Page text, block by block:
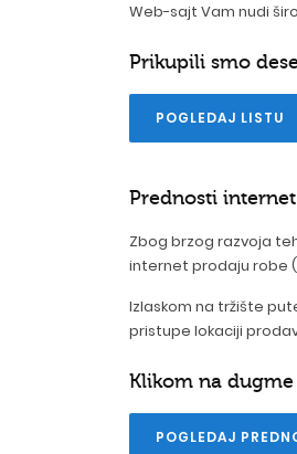
Web-sajt Vam nudi
Prikupili smo
POGLEDAJ LISTU
Prednosti
Zbog brzog razvoja
internet prodaju robe
Izlaskom na tržište
pristupe lokaciji
Klikom na
POGLEDAJ